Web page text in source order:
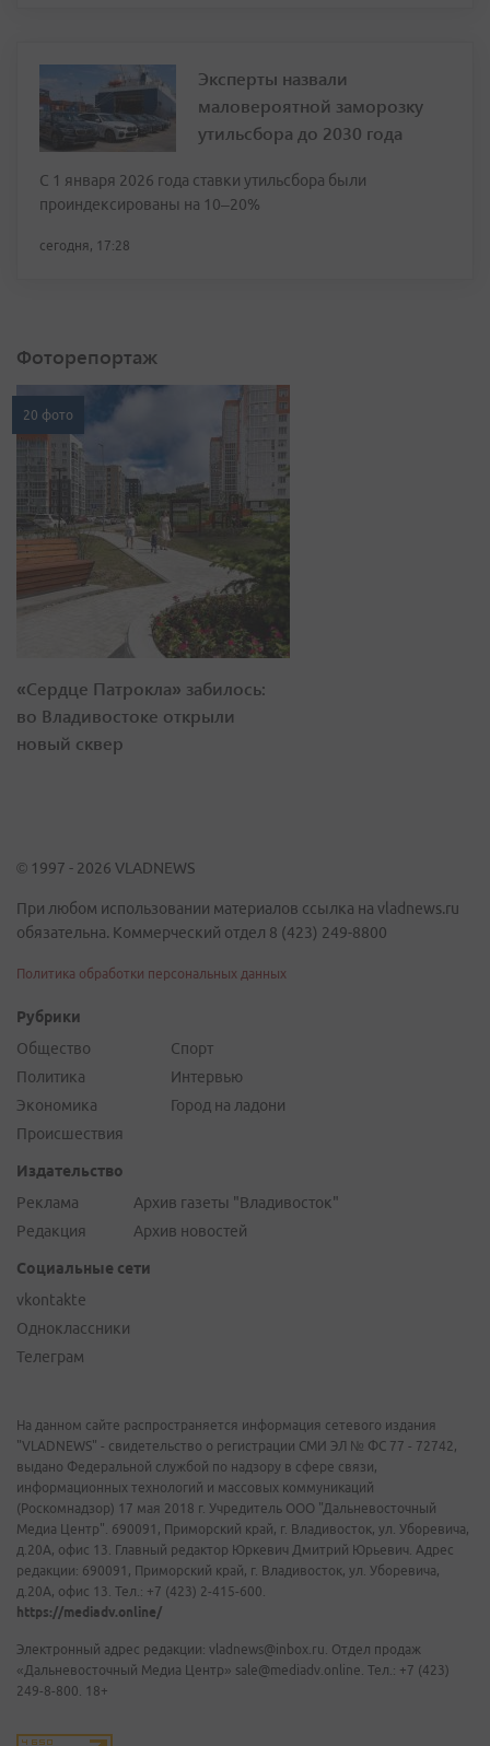
Эксперты назвали
маловероятной заморозку
утильсбора до 2030 года
С 1 января 2026 года ставки утильсбора были
проиндексированы на 10–20%
сегодня, 17:28
Фоторепортаж
20 фото
«Сердце Патрокла» забилось:
во Владивостоке открыли
новый сквер
© 1997 - 2026 VLADNEWS
При любом использовании материалов ссылка на vladnews.ru
обязательна. Коммерческий отдел 8 (423) 249-8800
Политика обработки персональных данных
Рубрики
Общество
Политика
Экономика
Происшествия
Спорт
Интервью
Город на ладони
Издательство
Реклама
Редакция
Архив газеты "Владивосток"
Архив новостей
Социальные сети
vkontakte
Одноклассники
Телеграм
На данном сайте распространяется информация сетевого издания
"VLADNEWS" - свидетельство о регистрации СМИ ЭЛ № ФС 77 - 72742,
выдано Федеральной службой по надзору в сфере связи,
информационных технологий и массовых коммуникаций
(Роскомнадзор) 17 мая 2018 г. Учредитель ООО "Дальневосточный
Медиа Центр". 690091, Приморский край, г. Владивосток, ул. Уборевича,
д.20А, офис 13. Главный редактор Юркевич Дмитрий Юрьевич. Адрес
редакции: 690091, Приморский край, г. Владивосток, ул. Уборевича,
д.20А, офис 13. Тел.: +7 (423) 2-415-600.
https://mediadv.online/
Электронный адрес редакции: vladnews@inbox.ru. Отдел продаж
«Дальневосточный Медиа Центр» sale@mediadv.online. Тел.: +7 (423)
249-8-800. 18+